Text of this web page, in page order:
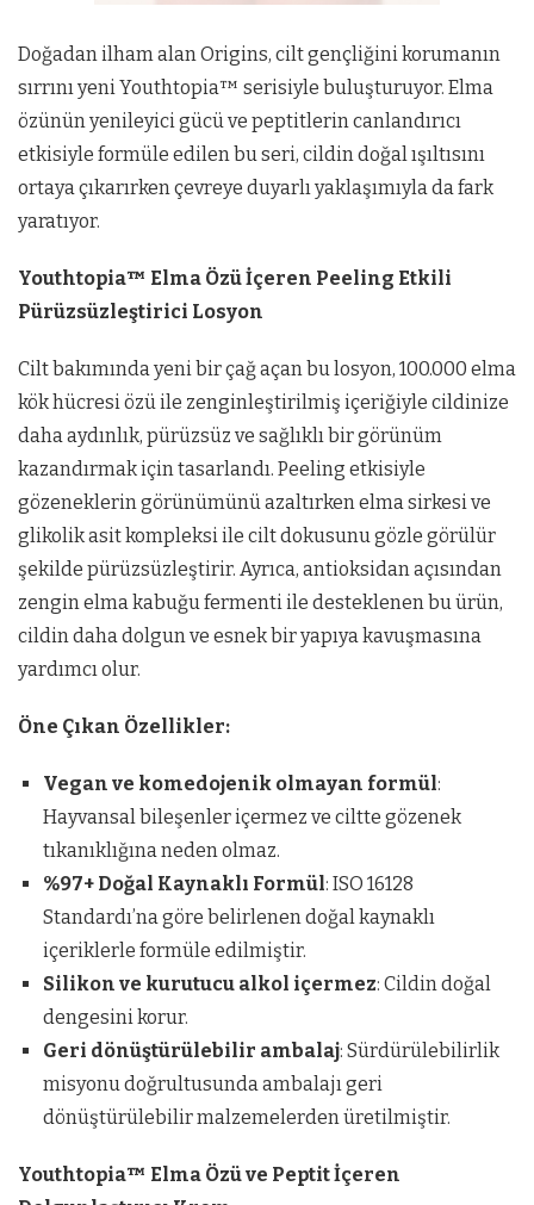
Doğadan ilham alan Origins, cilt gençliğini korumanın
sırrını yeni Youthtopia™ serisiyle buluşturuyor. Elma
özünün yenileyici gücü ve peptitlerin canlandırıcı
etkisiyle formüle edilen bu seri, cildin doğal ışıltısını
ortaya çıkarırken çevreye duyarlı yaklaşımıyla da fark
yaratıyor.
Youthtopia™ Elma Özü İçeren Peeling Etkili
Pürüzsüzleştirici Losyon
Cilt bakımında yeni bir çağ açan bu losyon, 100.000 elma
kök hücresi özü ile zenginleştirilmiş içeriğiyle cildinize
daha aydınlık, pürüzsüz ve sağlıklı bir görünüm
kazandırmak için tasarlandı. Peeling etkisiyle
gözeneklerin görünümünü azaltırken elma sirkesi ve
glikolik asit kompleksi ile cilt dokusunu gözle görülür
şekilde pürüzsüzleştirir. Ayrıca, antioksidan açısından
zengin elma kabuğu fermenti ile desteklenen bu ürün,
cildin daha dolgun ve esnek bir yapıya kavuşmasına
yardımcı olur.
Öne Çıkan Özellikler:
Vegan ve komedojenik olmayan formül:
Hayvansal bileşenler içermez ve ciltte gözenek
tıkanıklığına neden olmaz.
%97+ Doğal Kaynaklı Formül: ISO 16128
Standardı’na göre belirlenen doğal kaynaklı
içeriklerle formüle edilmiştir.
Silikon ve kurutucu alkol içermez: Cildin doğal
dengesini korur.
Geri dönüştürülebilir ambalaj: Sürdürülebilirlik
misyonu doğrultusunda ambalajı geri
dönüştürülebilir malzemelerden üretilmiştir.
Youthtopia™ Elma Özü ve Peptit İçeren